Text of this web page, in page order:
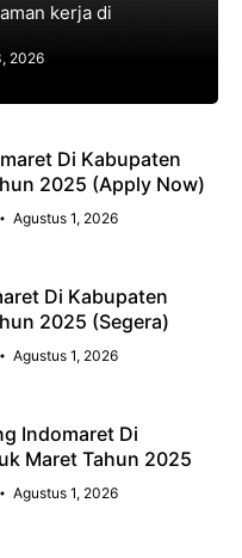
kerja di
2026
Di Kabupaten
2025 (Apply Now)
Agustus 1, 2026
Di Kabupaten
2025 (Segera)
Agustus 1, 2026
Indomaret Di
Maret Tahun 2025
Agustus 1, 2026